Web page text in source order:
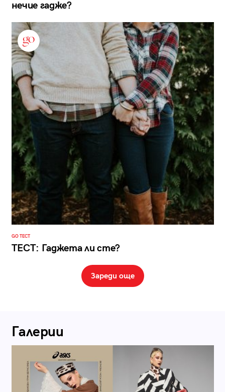
нечие гадже?
GO ТЕСТ
ТЕСТ: Гаджета ли сте?
Зареди още
Галерии